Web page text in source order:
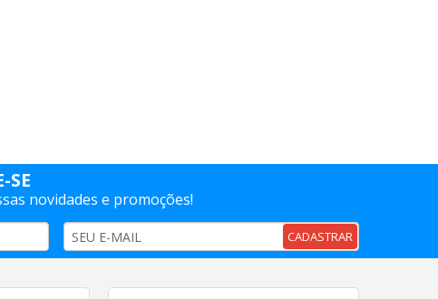
SE
novidades e promoções!
CADASTRAR